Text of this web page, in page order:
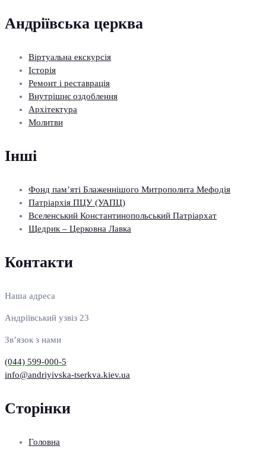
Андріївська церква
Віртуальна екскурсія
Історія
Ремонт і реставрація
Внутрішнє оздоблення
Архітектура
Молитви
Інші
Фонд пам’яті Блаженнішого Митрополита Мефодія
Патріархія ПЦУ (УАПЦ)
Вселенський Константинопольський Патріархат
Щедрик – Церковна Лавка
Контакти
Наша адреса
Андріївський узвіз 23
Зв’язок з нами
(044) 599-000-5
info@andriyivska-tserkva.kiev.ua
Сторінки
Головна